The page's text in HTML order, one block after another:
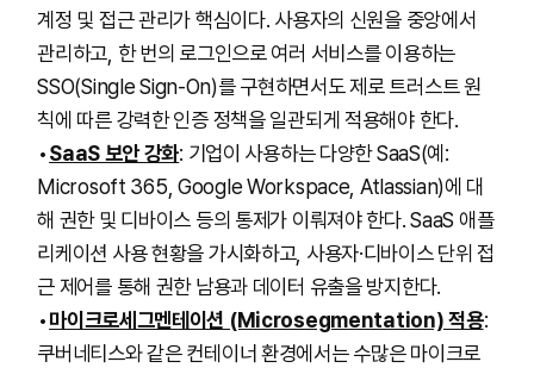
계정 및 접근 관리가 핵심이다. 사용자의 신원을 중앙에서
관리하고, 한 번의 로그인으로 여러 서비스를 이용하는
SSO(Single Sign-On)를 구현하면서도 제로 트러스트 원
칙에 따른 강력한 인증 정책을 일관되게 적용해야 한다.
SaaS 보안 강화: 기업이 사용하는 다양한 SaaS(예:
Microsoft 365, Google Workspace, Atlassian)에 대
해 권한 및 디바이스 등의 통제가 이뤄져야 한다. SaaS 애플
리케이션 사용 현황을 가시화하고, 사용자·디바이스 단위 접
근 제어를 통해 권한 남용과 데이터 유출을 방지한다.
마이크로세그멘테이션 (Microsegmentation) 적용:
쿠버네티스와 같은 컨테이너 환경에서는 수많은 마이크로